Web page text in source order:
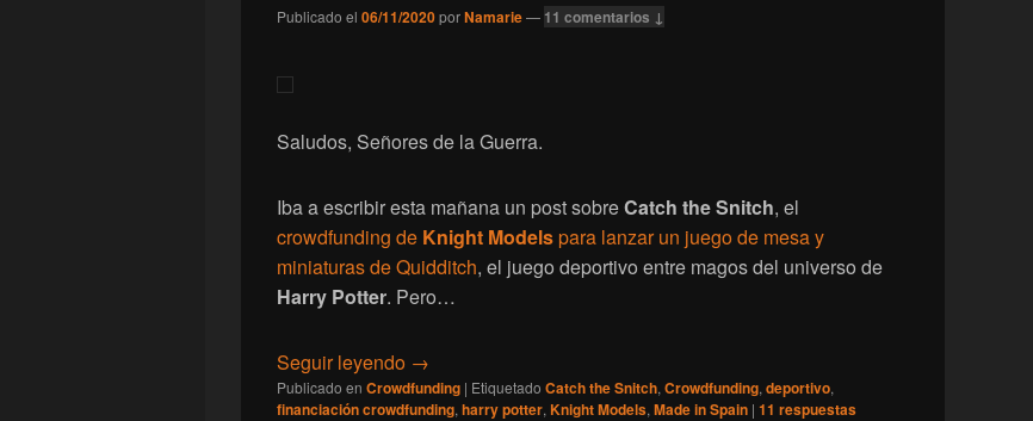
Publicado el 06/11/2020porNamarie— 11 comentarios ↓
Saludos, Señores de la Guerra.
Iba a escribir esta mañana un post sobreCatch the Snitch, el
crowdfunding de Knight Modelspara lanzar un juego de mesa y
miniaturas de Quidditch, el juego deportivo entre magos del universo de
Harry Potter. Pero…
Seguir leyendo [Crowdfunding] Se retrasa Catch the Snitch por la situación política en USA
→
Publicado en Crowdfunding | Etiquetado Catch the Snitch, Crowdfunding, deportivo,
financiación crowdfunding, harry potter, Knight Models, Made in Spain | 11 respuestas